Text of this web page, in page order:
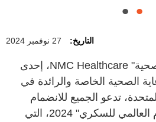
التاريخ: 27 نوفمبر 2024
"إن إم سي للرعاية الصحية" NMC Healthcare، إحدى
الصحية الخاصة والرائدة في
تدعو الجميع للانضمام
إليها خلال "مسيرة اليوم العالمي للسكري" 2024، التي